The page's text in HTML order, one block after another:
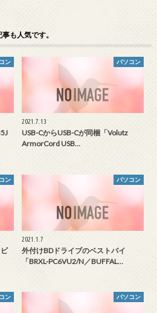
も人気です。
ン パソコン
2021.7.13
USB-CからUSB-Cが同梱「Volutz
ArmorCord USB…
ン パソコン
2021.1.7
外付けBDドライブのベストバイ
「BRXL-PC6VU2/N／BUFFAL…
ン パソコン